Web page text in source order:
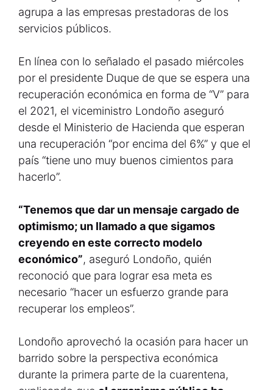
agrupa a las empresas prestadoras de los
servicios públicos.
En línea con lo señalado el pasado miércoles
por el presidente Duque de que se espera una
recuperación económica en forma de “V” para
el 2021, el viceministro Londoño aseguró
desde el Ministerio de Hacienda que esperan
una recuperación “por encima del 6%” y que el
país “tiene uno muy buenos cimientos para
hacerlo”.
“Tenemos que dar un mensaje cargado de
optimismo; un llamado a que sigamos
creyendo en este correcto modelo
económico”, aseguró Londoño, quién
reconoció que para lograr esa meta es
necesario “hacer un esfuerzo grande para
recuperar los empleos”.
Londoño aprovechó la ocasión para hacer un
barrido sobre la perspectiva económica
durante la primera parte de la cuarentena,